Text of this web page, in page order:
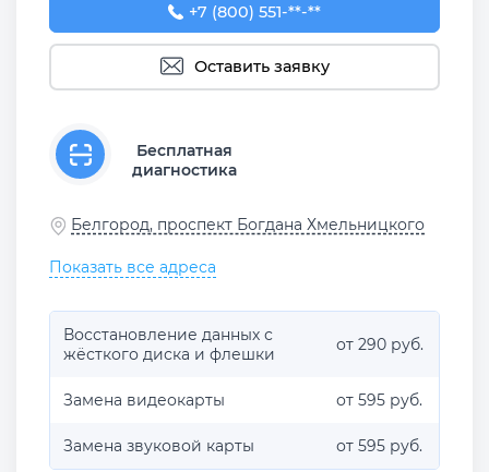
+7 (800) 551-74-09
+7 (800) 551-**-**
Оставить заявку
Бесплатная
диагностика
Белгород, проспект Богдана Хмельницкого
Показать все адреса
Восстановление данных с
жёсткого диска и флешки
от 290 руб.
Замена видеокарты от 595 руб.
Замена звуковой карты от 595 руб.